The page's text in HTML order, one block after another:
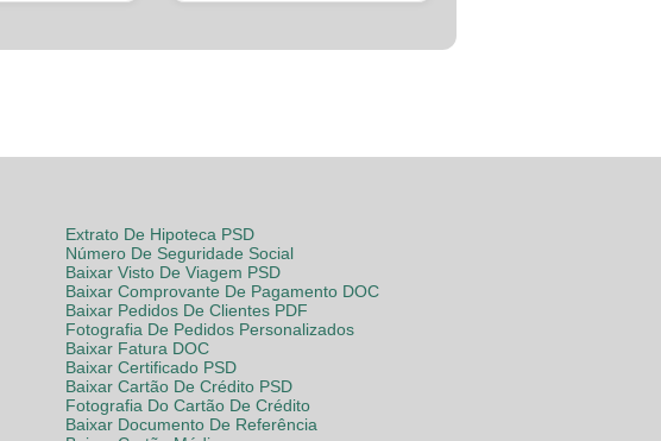
Extrato De Hipoteca PSD
Número De Seguridade Social
Baixar Visto De Viagem PSD
Baixar Comprovante De Pagamento DOC
Baixar Pedidos De Clientes PDF
Fotografia De Pedidos Personalizados
Baixar Fatura DOC
Baixar Certificado PSD
Baixar Cartão De Crédito PSD
Fotografia Do Cartão De Crédito
Baixar Documento De Referência